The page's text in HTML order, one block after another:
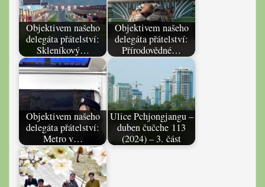
Objektivem našeho
delegáta přátelství:
Skleníkový…
Objektivem našeho
delegáta přátelství:
Přírodovědné…
Objektivem našeho
delegáta přátelství:
Metro v…
Ulice Pchjongjangu –
duben čučche 113
(2024) – 3. část